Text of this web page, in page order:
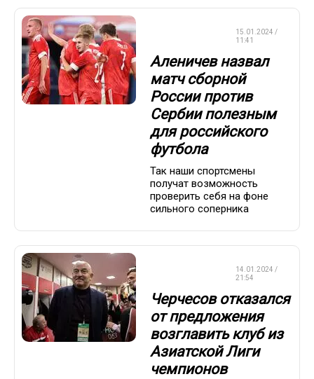
15.01.2024 /
11:41
Аленичев назвал
матч сборной
России против
Сербии полезным
для российского
футбола
Так наши спортсмены
получат возможность
проверить себя на фоне
сильного соперника
14.01.2024 /
21:54
Черчесов отказался
от предложения
возглавить клуб из
Азиатской Лиги
чемпионов